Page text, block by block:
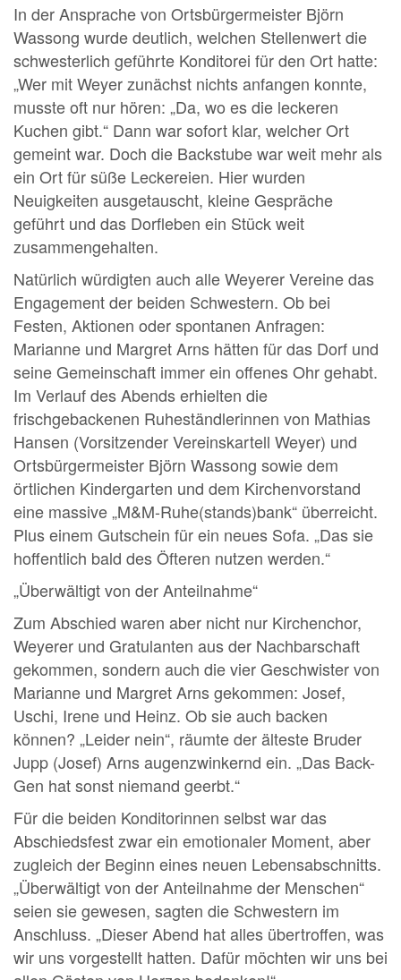
In der Ansprache von Ortsbürgermeister Björn
Wassong wurde deutlich, welchen Stellenwert die
schwesterlich geführte Konditorei für den Ort hatte:
„Wer mit Weyer zunächst nichts anfangen konnte,
musste oft nur hören: „Da, wo es die leckeren
Kuchen gibt.“ Dann war sofort klar, welcher Ort
gemeint war. Doch die Backstube war weit mehr als
ein Ort für süße Leckereien. Hier wurden
Neuigkeiten ausgetauscht, kleine Gespräche
geführt und das Dorfleben ein Stück weit
zusammengehalten.
Natürlich würdigten auch alle Weyerer Vereine das
Engagement der beiden Schwestern. Ob bei
Festen, Aktionen oder spontanen Anfragen:
Marianne und Margret Arns hätten für das Dorf und
seine Gemeinschaft immer ein offenes Ohr gehabt.
Im Verlauf des Abends erhielten die
frischgebackenen Ruheständlerinnen von Mathias
Hansen (Vorsitzender Vereinskartell Weyer) und
Ortsbürgermeister Björn Wassong sowie dem
örtlichen Kindergarten und dem Kirchenvorstand
eine massive „M&M-Ruhe(stands)bank“ überreicht.
Plus einem Gutschein für ein neues Sofa. „Das sie
hoffentlich bald des Öfteren nutzen werden.“
„Überwältigt von der Anteilnahme“
Zum Abschied waren aber nicht nur Kirchenchor,
Weyerer und Gratulanten aus der Nachbarschaft
gekommen, sondern auch die vier Geschwister von
Marianne und Margret Arns gekommen: Josef,
Uschi, Irene und Heinz. Ob sie auch backen
können? „Leider nein“, räumte der älteste Bruder
Jupp (Josef) Arns augenzwinkernd ein. „Das Back-
Gen hat sonst niemand geerbt.“
Für die beiden Konditorinnen selbst war das
Abschiedsfest zwar ein emotionaler Moment, aber
zugleich der Beginn eines neuen Lebensabschnitts.
„Überwältigt von der Anteilnahme der Menschen“
seien sie gewesen, sagten die Schwestern im
Anschluss. „Dieser Abend hat alles übertroffen, was
wir uns vorgestellt hatten. Dafür möchten wir uns bei